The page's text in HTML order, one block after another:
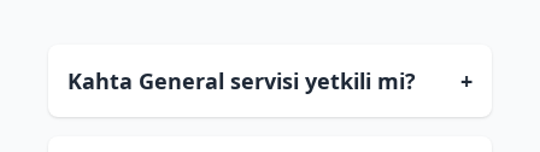
Kahta General servisi yetkili mi? +